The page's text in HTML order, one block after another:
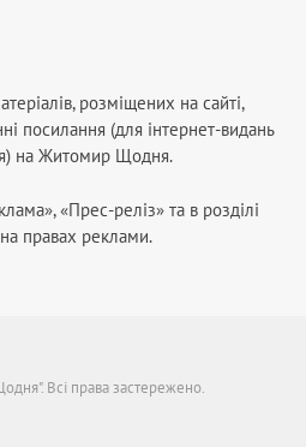
розміщених на сайті,
посилання (для інтернет-видань
на Житомир Щодня.
«Прес-реліз» та в розділі
правах реклами.
Всі права застережено.